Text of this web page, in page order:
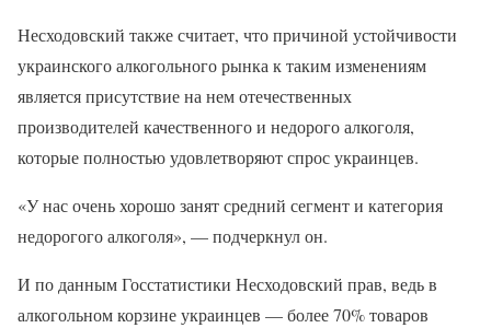
Несходовский также считает, что причиной устойчивости
украинского алкогольного рынка к таким изменениям
является присутствие на нем отечественных
производителей качественного и недорого алкоголя,
которые полностью удовлетворяют спрос украинцев.
«У нас очень хорошо занят средний сегмент и категория
недорогого алкоголя», — подчеркнул он.
И по данным Госстатистики Несходовский прав, ведь в
алкогольном корзине украинцев — более 70% товаров